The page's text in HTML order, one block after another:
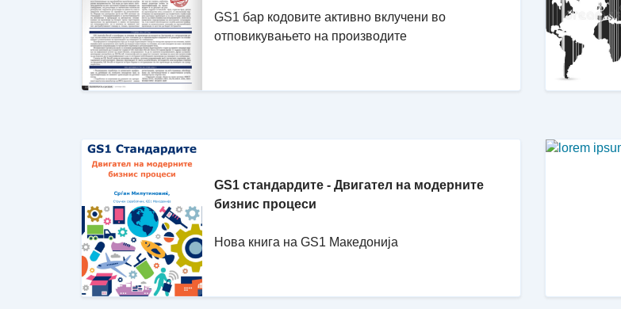
GS1 бар кодовите активно вклучени во
отповикувањето на производите
GS1 стандардите - Двигател на модерните
бизнис процеси
Нова книга на GS1 Македонија